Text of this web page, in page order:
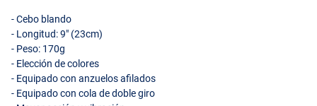
- Cebo blando
- Longitud: 9" (23cm)
- Peso: 170g
- Elección de colores
- Equipado con anzuelos afilados
- Equipado con cola de doble giro